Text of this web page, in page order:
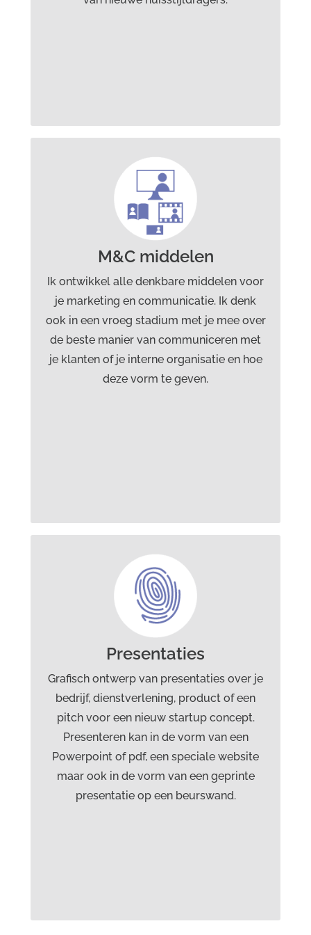
werkgebied.
M&C middelen
Ik ontwikkel alle denkbare middelen voor
je marketing en communicatie. Ik denk
ook in een vroeg stadium met je mee over
de beste manier van communiceren met
je klanten of je interne organisatie en hoe
deze vorm te geven.
Dit kan ik voor je ontwerpen op
het gebied van
marketingcommunicatie:
mail, e-mailing, banner, jaarverslag,
advertentie, poster, uitnodiging, ruimtelijk
object, nieuwsbrief, whitepaper en visuele
social media content.
Presentaties
Grafisch ontwerp van presentaties over je
bedrijf, dienstverlening, product of een
pitch voor een nieuw startup concept.
Presenteren kan in de vorm van een
Powerpoint of pdf, een speciale website
maar ook in de vorm van een geprinte
presentatie op een beurswand.
Dit kan ik voor je doen op het
gebied van presentaties
ontwerpen:
Adobe Acrobat pdf, pdf-downloadable,
Slideshare presentatie, Infographic, eBook,
landingspagina, animatie concept en
bedrijfsfilm. Daarnaast ook geprinte
presentaties op panelen, foamborden,
rollup banners en grootformaat
beurswanden.